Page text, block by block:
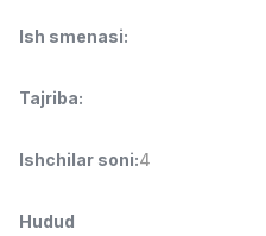
3,500,000 - 8,000,000 sum
ASIAN
2,600,000 - 5,000,000 sum
Ish smenasi:
Tajriba:
Ishchilar soni:4
Hudud